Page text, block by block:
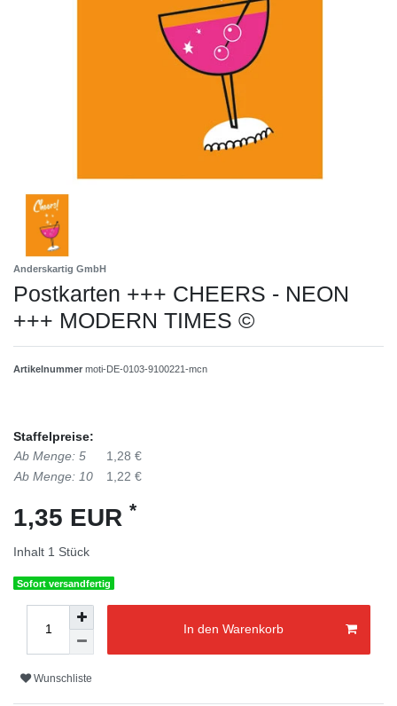
Anderskartig GmbH
Postkarten +++ CHEERS - NEON
+++ MODERN TIMES ©
Artikelnummer moti-DE-0103-9100221-mcn
Staffelpreise:
Ab Menge: 5
1,28 €
Ab Menge: 10
1,22 €
1,35 EUR *
Inhalt 1 Stück
Sofort versandfertig
In den Warenkorb
Wunschliste